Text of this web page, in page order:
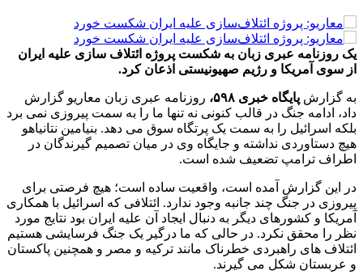
یک روزنامه عبری زبان به شکست پروژه ائتلاف سازی علیه ایران
از سوی آمریکا و رژیم صهیونیستی اذعان کرد.
به گزارش پایگاه خبری ۵۹۸،
روزنامه عبری زبان معاریو گزارش
داد، ادامه جنگ در قالب کنونی نه تنها ما را به سمت پیروزی نمی برد
بلکه اسرائیل را به سمت یک پرتگاه سوق می دهد. بنیامین نتانیاهو
هیچ دستاوردی نداشته و جایگاه وی در میان تصمیم گیرندگان در
اطراف ترامپ تضعیف شده است.
در این گزارش آمده است، واقعیت ساده است؛ هیچ فرصتی برای
پیروزی در جنگ چند جانبه وجود ندارد. ائتلافی که اسرائیل با همکاری
آمریکا و کشورهای دیگر به دنبال ایجاد آن علیه ایران بود نتایج مورد
نظر را محقق نکرد. در حالی که ما درگیر یک جنگ فرسایشی هستیم
ائتلاف های راهبردی خطرناک مانند ترکیه و مصر و همچنین پاکستان
و عربستان شکل می گیرند.